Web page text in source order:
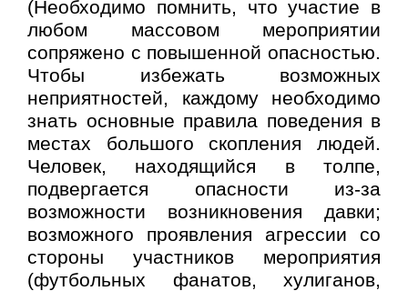
(Необходимо помнить, что участие в
любом массовом мероприятии
сопряжено с повышенной опасностью.
Чтобы избежать возможных
неприятностей, каждому необходимо
знать основные правила поведения в
местах большого скопления людей.
Человек, находящийся в толпе,
подвергается опасности из-за
возможности возникновения давки;
возможного проявления агрессии со
стороны участников мероприятия
(футбольных фанатов, хулиганов,